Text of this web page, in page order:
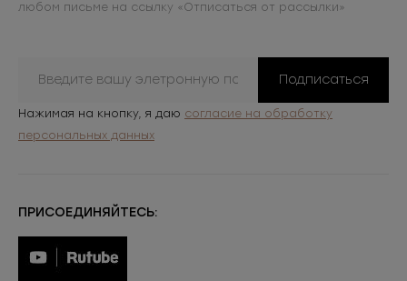
любом письме на ссылку «Отписаться от рассылки»
Подписаться
Нажимая на кнопку, я даю согласие на обработку
персональных данных
ПРИСОЕДИНЯЙТЕСЬ: